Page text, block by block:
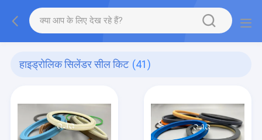
हाइड्रोलिक सिलेंडर सील किट (41)